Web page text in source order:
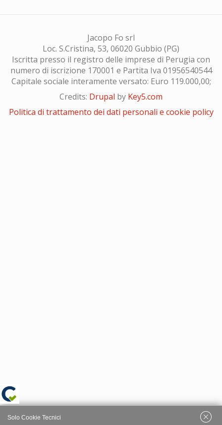
Jacopo Fo srl
Loc. S.Cristina, 53, 06020 Gubbio (PG)
Iscritta presso il registro delle imprese di Perugia con
numero di iscrizione 170001 e Partita Iva 01956540544
Capitale sociale interamente versato: Euro 119.000,00;
Credits: Drupal by Key5.com
Politica di trattamento dei dati personali e cookie policy
Solo Cookie Tecnici